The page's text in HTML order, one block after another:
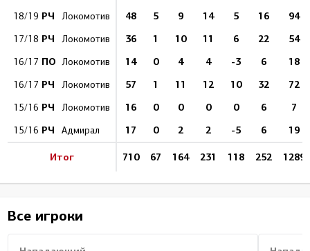
18/19 РЧ Локомотив 48 5 9 14 5 16 94
17/18 РЧ Локомотив 36 1 10 11 6 22 54
16/17 ПО Локомотив 14 0 4 4 -3 6 18
16/17 РЧ Локомотив 57 1 11 12 10 32 72
15/16 РЧ Локомотив 16 0 0 0 0 6 7
15/16 РЧ Адмирал 17 0 2 2 -5 6 19
Итог 710 67 164 231 118 252 1289
Все игроки